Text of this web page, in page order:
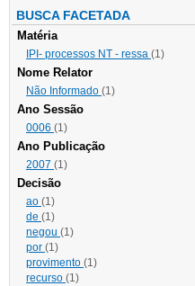
BUSCA FACETADA
Matéria
IPI- processos NT - ressa (1)
Nome Relator
Não Informado (1)
Ano Sessão
0006 (1)
Ano Publicação
2007 (1)
Decisão
ao (1)
de (1)
negou (1)
por (1)
provimento (1)
recurso (1)